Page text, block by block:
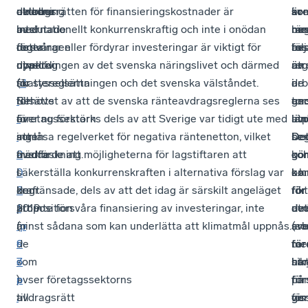
oktober
beslutade
regeringen
direktiv
(d
i
r
.
2
0
2
1
:
9
7
)
till
delarna
av
de
nya
skattereglerna
för
företagssektorn
som
trädde
i
kraft
2019
är
de
som
avser företagssektorns
avdragsrätt
utredning
med
detta
uppdrag
nu
tillsätts
är
ingen
överraskning.
I
den
proposition
(p
r
o
p
.
avdragsrätten för finansieringskostnader är
internationellt konkurrenskraftig och inte i onödan
försvårar eller fördyrar investeringar är viktigt för
utvecklingen av det svenska näringslivet och därmed
för sysselsättningen och det svenska välståndet.
Behovet av att de svenska ränteavdragsreglerna ses
över nu förstärks dels av att Sverige var tidigt ute med
att låsa regelverket för negativa räntenetton, vilket
medförde att möjligheterna för lagstiftaren att
säkerställa konkurrens­kraften i alternativa förslag var
begränsade, dels av att det idag är särskilt angeläget
att inte försvåra finansiering av investeringar, inte
minst sådana som kan underlätta att klimatmål uppnås.
av
de
s.k.
tar
på
är
än
i
för
det
har
av
i
sex
för
för